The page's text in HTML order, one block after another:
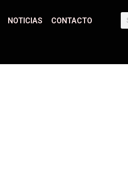
NOTICIAS CONTACTO